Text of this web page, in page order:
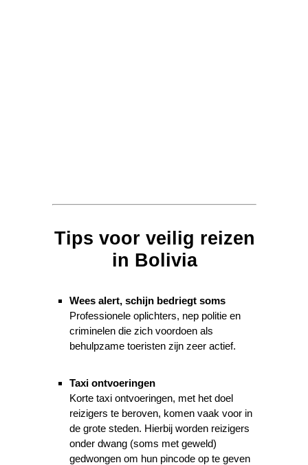
Tips voor veilig reizen
in Bolivia
Wees alert, schijn bedriegt soms
Professionele oplichters, nep politie en
criminelen die zich voordoen als
behulpzame toeristen zijn zeer actief.
Taxi ontvoeringen
Korte taxi ontvoeringen, met het doel
reizigers te beroven, komen vaak voor in
de grote steden. Hierbij worden reizigers
onder dwang (soms met geweld)
gedwongen om hun pincode op te geven